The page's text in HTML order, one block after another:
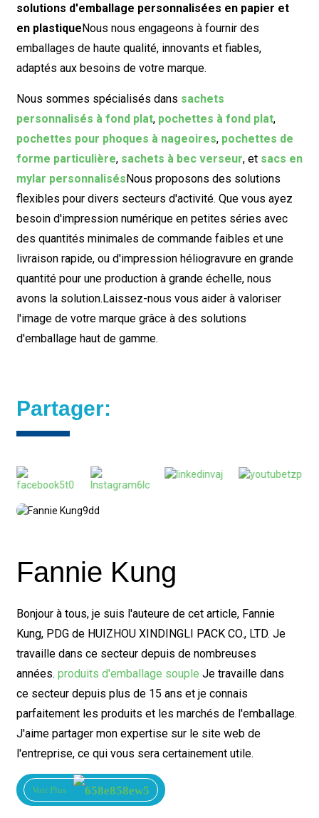
solutions d'emballage personnalisées en papier et
en plastiqueNous nous engageons à fournir des
emballages de haute qualité, innovants et fiables,
adaptés aux besoins de votre marque.
Nous sommes spécialisés dans sachets
personnalisés à fond plat, pochettes à fond plat,
pochettes pour phoques à nageoires, pochettes de
forme particulière, sachets à bec verseur, et sacs en
mylar personnalisésNous proposons des solutions
flexibles pour divers secteurs d'activité. Que vous ayez
besoin d'impression numérique en petites séries avec
des quantités minimales de commande faibles et une
livraison rapide, ou d'impression héliogravure en grande
quantité pour une production à grande échelle, nous
avons la solution.Laissez-nous vous aider à valoriser
l'image de votre marque grâce à des solutions
d'emballage haut de gamme.
Partager:
Fannie Kung
Bonjour à tous, je suis l'auteure de cet article, Fannie
Kung, PDG de HUIZHOU XINDINGLI PACK CO., LTD. Je
travaille dans ce secteur depuis de nombreuses
années. produits d'emballage souple Je travaille dans
ce secteur depuis plus de 15 ans et je connais
parfaitement les produits et les marchés de l'emballage.
J'aime partager mon expertise sur le site web de
l'entreprise, ce qui vous sera certainement utile.
Voir Plus